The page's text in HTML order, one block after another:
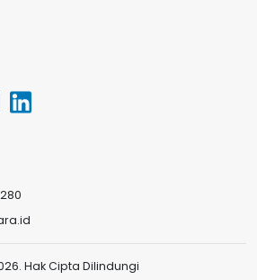
Hak Cipta Dilindungi